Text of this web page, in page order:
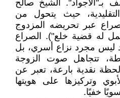
الشيخ صالح
حيث يتحول من
عبر تحريضه المزدوج
له قضية خلع"). الصراع
ليس مجرد نزاع أسري، بل
تتجاهل صوت الزوجة
لحظة نقدية بارعة، تعبر عن
وتركيزها على هويتها
خفيًا.